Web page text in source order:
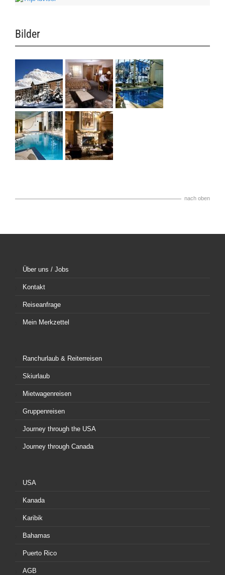
Bilder
nach oben
Über uns / Jobs
Kontakt
Reiseanfrage
Mein Merkzettel
Ranchurlaub & Reiterreisen
Skiurlaub
Mietwagenreisen
Gruppenreisen
Journey through the USA
Journey through Canada
USA
Kanada
Karibik
Bahamas
Puerto Rico
AGB